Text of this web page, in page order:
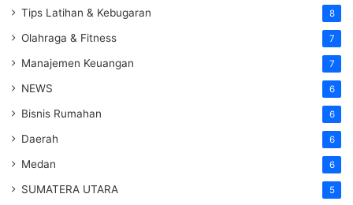
Tips Latihan & Kebugaran 8
Olahraga & Fitness 7
Manajemen Keuangan 7
NEWS 6
Bisnis Rumahan 6
Daerah 6
Medan 6
SUMATERA UTARA 5